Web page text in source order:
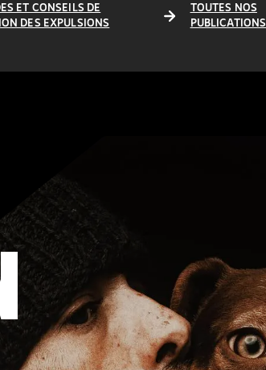
ET CONSEILS DE
DES EXPULSIONS
TOUTES NOS
PUBLICATIONS